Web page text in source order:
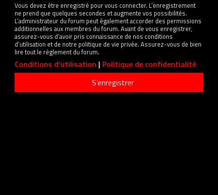
Vous devez être enregistré pour vous connecter. L’enregistrement
ne prend que quelques secondes et augmente vos possibilités.
L’administrateur du forum peut également accorder des permissions
additionnelles aux membres du forum. Avant de vous enregistrer,
assurez-vous d’avoir pris connaissance de nos conditions
d’utilisation et de notre politique de vie privée. Assurez-vous de bien
lire tout le règlement du forum.
Conditions d’utilisation | Politique de confidentialité
S’enregistrer